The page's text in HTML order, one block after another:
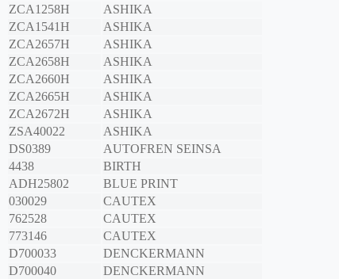
ZCA1258H
ASHIKA
ZCA1541H
ASHIKA
ZCA2657H
ASHIKA
ZCA2658H
ASHIKA
ZCA2660H
ASHIKA
ZCA2665H
ASHIKA
ZCA2672H
ASHIKA
ZSA40022
ASHIKA
DS0389
AUTOFREN SEINSA
4438
BIRTH
ADH25802
BLUE PRINT
030029
CAUTEX
762528
CAUTEX
773146
CAUTEX
D700033
DENCKERMANN
D700040
DENCKERMANN